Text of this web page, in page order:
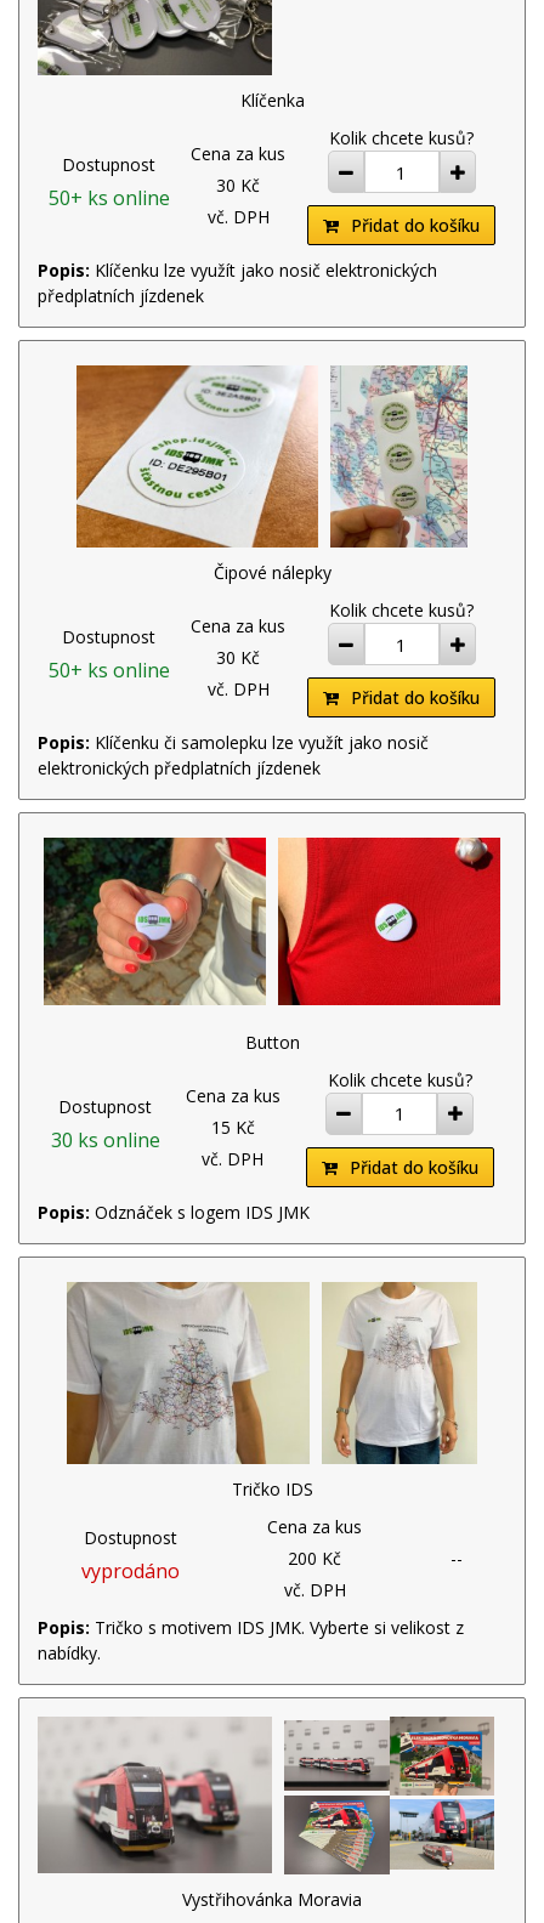
Klíčenka
Dostupnost
50+ ks online
Cena za kus
30 Kč
vč. DPH
Kolik chcete kusů?
ubrat přidat
Přidat do košíku
Popis: Klíčenku lze využít jako nosič elektronických
předplatních jízdenek
Čipové nálepky
Dostupnost
50+ ks online
Cena za kus
30 Kč
vč. DPH
Kolik chcete kusů?
ubrat přidat
Přidat do košíku
Popis: Klíčenku či samolepku lze využít jako nosič
elektronických předplatních jízdenek
Button
Dostupnost
30 ks online
Cena za kus
15 Kč
vč. DPH
Kolik chcete kusů?
ubrat přidat
Přidat do košíku
Popis: Odznáček s logem IDS JMK
Tričko IDS
Dostupnost
vyprodáno
Cena za kus
200 Kč
vč. DPH
--
Popis: Tričko s motivem IDS JMK. Vyberte si velikost z
nabídky.
Vystřihovánka Moravia